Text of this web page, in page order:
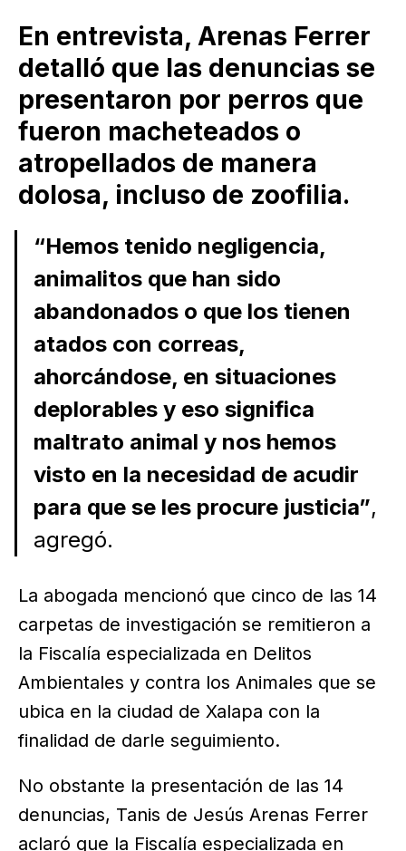
En entrevista, Arenas Ferrer
detalló que las denuncias se
presentaron por perros que
fueron macheteados o
atropellados de manera
dolosa, incluso de zoofilia.
“Hemos tenido negligencia,
animalitos que han sido
abandonados o que los tienen
atados con correas,
ahorcándose, en situaciones
deplorables y eso significa
maltrato animal y nos hemos
visto en la necesidad de acudir
para que se les procure justicia”,
agregó.
La abogada mencionó que cinco de las 14
carpetas de investigación se remitieron a
la Fiscalía especializada en Delitos
Ambientales y contra los Animales que se
ubica en la ciudad de Xalapa con la
finalidad de darle seguimiento.
No obstante la presentación de las 14
denuncias, Tanis de Jesús Arenas Ferrer
aclaró que la Fiscalía especializada en